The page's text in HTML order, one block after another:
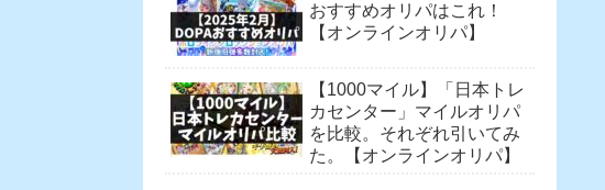
おすすめオリパはこれ！
【オンラインオリパ】
【1000マイル】「日本トレ
カセンター」マイルオリパ
を比較。それぞれ引いてみ
た。【オンラインオリパ】